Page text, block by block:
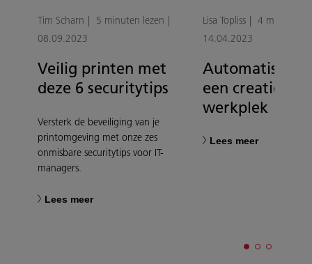
Tim Scharn
5 minuten lezen
08.09.2023
Veilig printen met
deze 6 securitytips
Versterk de beveiliging van je
printomgeving met onze zes
onmisbare securitytips voor IT-
managers.
Lees meer
Lisa Topliss
4 minuten
14.04.2023
een creatievere
werkplek
Lees meer